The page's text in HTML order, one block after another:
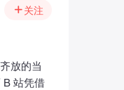
关注
放的当
B 站凭借